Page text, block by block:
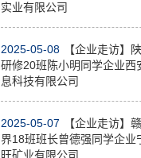
实业有限公司
2025-05-08
【企业走访】
研修20班陈小明同学企业西
息科技有限公司
2025-05-07
【企业走访】
界18班班长曾德强同学企业
旺矿业有限公司